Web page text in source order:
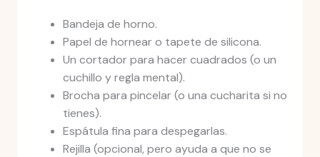
Bandeja de horno.
Papel de hornear o tapete de silicona.
Un cortador para hacer cuadrados (o un
cuchillo y regla mental).
Brocha para pincelar (o una cucharita si no
tienes).
Espátula fina para despegarlas.
Rejilla (opcional, pero ayuda a que no se